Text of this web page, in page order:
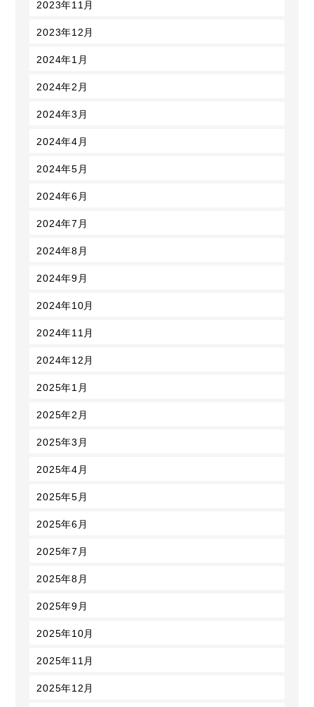
2023年11月
2023年12月
2024年1月
2024年2月
2024年3月
2024年4月
2024年5月
2024年6月
2024年7月
2024年8月
2024年9月
2024年10月
2024年11月
2024年12月
2025年1月
2025年2月
2025年3月
2025年4月
2025年5月
2025年6月
2025年7月
2025年8月
2025年9月
2025年10月
2025年11月
2025年12月